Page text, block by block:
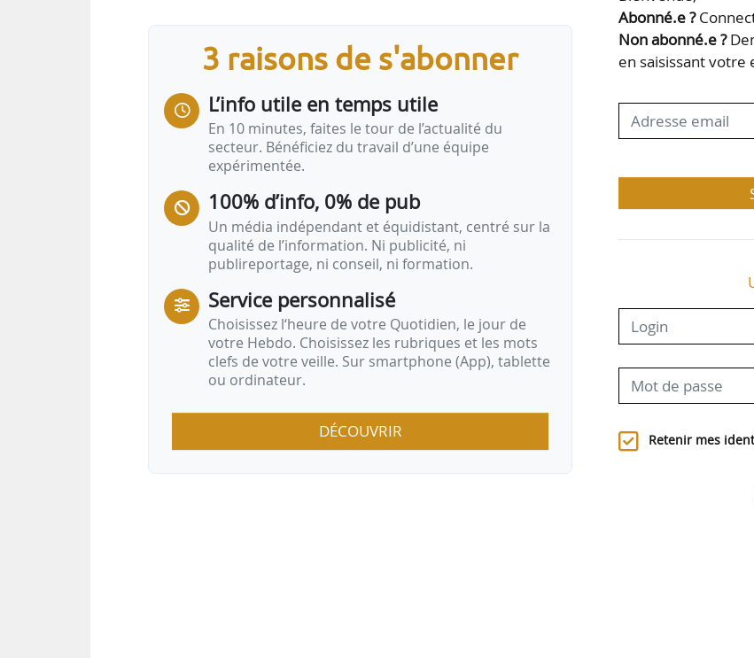
Construction - Démolition
Démolition d’un immeuble pour laSEDA 02 (Aisne), jusqu’au 23/03/2026.
Lien vers la consultation
Construction d’un club-house pour laVille de Campénéac (Morbihan), jusqu’au 20/03/2026.
consultation
(Gironde), jusqu’au…
3 raisons de s'abonner
L’info utile en temps utile
En 10 minutes, faites le tour de l’actualité du
secteur. Bénéficiez du travail d’une équipe
expérimentée.
100% d’info, 0% de pub
Un média indépendant et équidistant, centré sur la
qualité de l’information. Ni publicité, ni
publireportage, ni conseil, ni formation.
Service personnalisé
Choisissez l‘heure de votre Quotidien, le jour de
votre Hebdo. Choisissez les rubriques et les mots
clefs de votre veille. Sur smartphone (App), tablette
ou ordinateur.
DÉCOUVRIR
Abonné.e ?
Non abonné.e ?
en saisissant votre
Retenir mes